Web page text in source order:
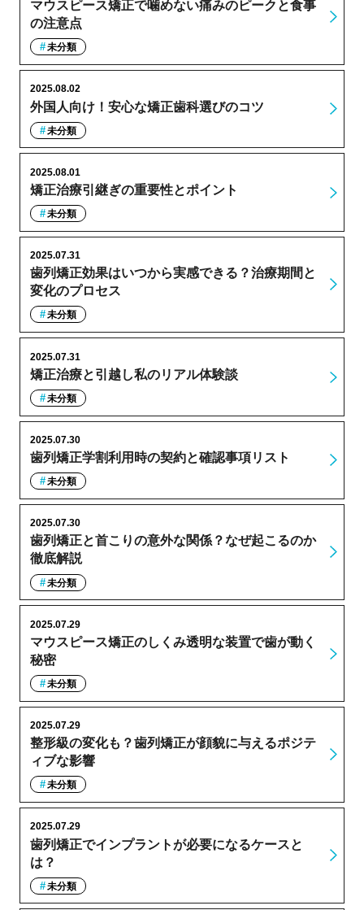
マウスピース矯正で噛めない痛みのピークと食事
の注意点
未分類
外国人向け！安心な矯正歯科選びのコツ
2025.08.02
未分類
矯正治療引継ぎの重要性とポイント
2025.08.01
未分類
歯列矯正効果はいつから実感できる？治療期間と
変化のプロセス
2025.07.31
未分類
矯正治療と引越し私のリアル体験談
2025.07.31
未分類
歯列矯正学割利用時の契約と確認事項リスト
2025.07.30
未分類
歯列矯正と首こりの意外な関係？なぜ起こるのか
徹底解説
2025.07.30
未分類
マウスピース矯正のしくみ透明な装置で歯が動く
秘密
2025.07.29
未分類
整形級の変化も？歯列矯正が顔貌に与えるポジテ
ィブな影響
2025.07.29
未分類
歯列矯正でインプラントが必要になるケースと
は？
2025.07.29
未分類